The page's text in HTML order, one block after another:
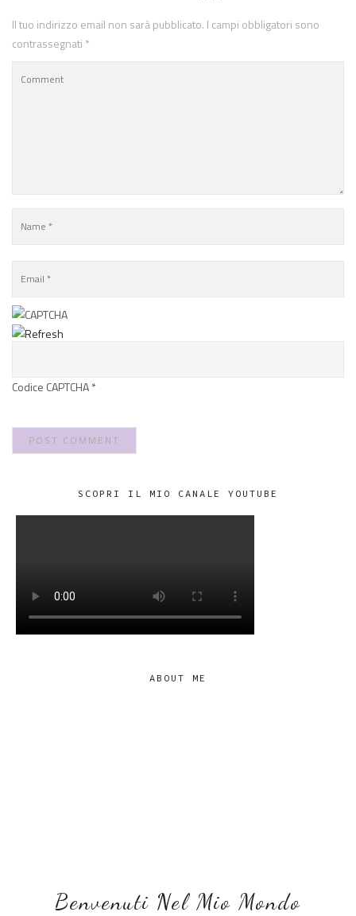
Il tuo indirizzo email non sarà pubblicato. I campi obbligatori sono
contrassegnati *
Codice CAPTCHA*
SCOPRI IL MIO CANALE YOUTUBE
ABOUT ME
Benvenuti Nel Mio Mondo